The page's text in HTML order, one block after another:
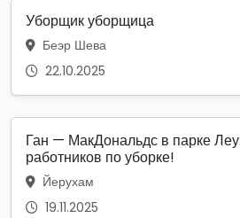
Уборщик уборщица
Беэр Шева
22.10.2025
Ган — МакДональдс в парке
работников по уборке!
Йерухам
19.11.2025